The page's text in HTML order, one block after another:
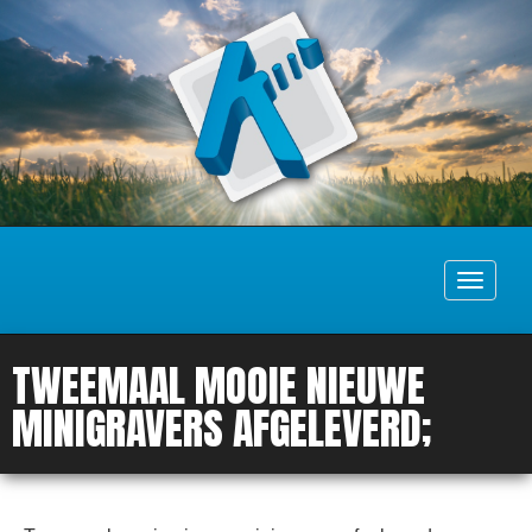
Toggle
TWEEMAAL MOOIE NIEUWE
MINIGRAVERS AFGELEVERD;